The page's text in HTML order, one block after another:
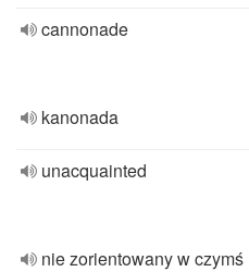
cannonade
kanonada
unacquainted
nie zorientowany w czymś